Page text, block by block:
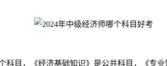
科目，《经济基础知识》是公共科目，《专